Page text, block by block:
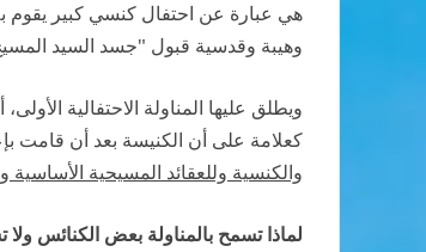
هي عبارة عن احتفال كنسي كبير يقوم
وهيبة وقدسية قبول "جسد السيد
ويطلق عليها المناولة الاحتفالية الأولى،
كعلامة على أن الكنيسة بعد أن قامت
والكنسية وللعقائد المسيحية
لماذا تسمح بالمناولة بعض الكنائس ولا